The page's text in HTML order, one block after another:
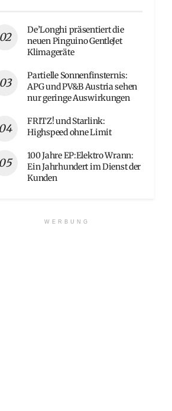
De’Longhi präsentiert die
neuen Pinguino GentleJet
Klimageräte
Partielle Sonnenfinsternis:
APG und PV&B Austria sehen
nur geringe Auswirkungen
FRITZ! und Starlink:
Highspeed ohne Limit
100 Jahre EP:Elektro Wrann:
Ein Jahrhundert im Dienst der
Kunden
WERBUNG